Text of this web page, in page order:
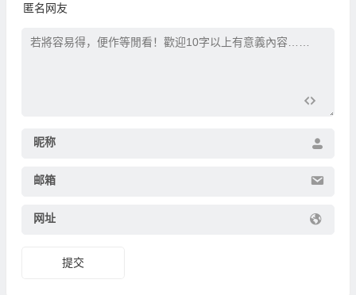
匿名网友
昵称
邮箱
网址